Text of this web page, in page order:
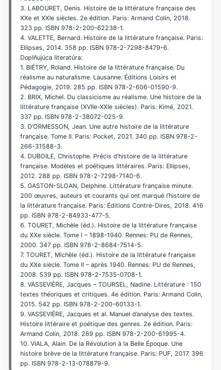
3. LABOURET, Denis. Histoire de la littérature française des
XXe et XXIe siècles. 2e édition. Paris: Armand Colin, 2018.
323 pp. ISBN 978-2-200-62238-1.
4. VALETTE, Bernard. Histoire de la littérature française. Paris:
Ellipses, 2014. 358 pp. ISBN 978-2-7298-8479-6.
Doplňujúca literatúra:
1. BIÉTRY, Roland. Histoire de la littérature française. Du
réalisme au naturalisme. Lausanne: Éditions Loisirs et
Pédagogie, 2019. 285 pp. ISBN 978-2-606-01590-9.
2. BRIX, Michel. Du classicisme au réalisme. Une histoire de la
littérature française (XVIIe-XXIe siècles). Paris: Kimé, 2021.
337 pp. ISBN 978-2-38072-025-9.
3. D’ORMESSON, Jean. Une autre histoire de la littérature
française. Tome II. Paris: Pocket, 2021. 340 pp. ISBN 978-2-
266-31588-3.
4. DUBOILE, Christophe. Précis d’histoire de la littérature
française. Modèles et poétiques littéraires. Paris: Ellipses,
2012. 288 pp. ISBN 978-2-7298-7140-6.
5. GASTON-SLOAN, Delphine. Littérature française minute.
200 œuvres, auteurs et courants qui ont marqué l’histoire de
la littérature française. Paris: Éditions Contre-Dires, 2018. 416
pp. ISBN 978-2-84933-477-5.
6. TOURET, Michèle (éd.). Histoire de la littérature française
du XXe siècle. Tome I – 1898-1940. Rennes: PU de Rennes,
2000. 347 pp. ISBN 978-2-8684-7514-5.
7. TOURET, Michèle (éd.). Histoire de la littérature française
du XXe siècle. Tome II – après 1940. Rennes: PU de Rennes,
2008. 539 pp. ISBN 978-2-7535-0708-1.
8. VASSEVIÈRE, Jacques – TOURSEL, Nadine. Littérature : 150
textes théoriques et critiques. 4e édition. Paris: Armand Colin,
2015. 542 pp. ISBN 978-2-200-60133-1.
9. VASSEVIÈRE, Jacques et al. Manuel d’analyse des textes.
Histoire littéraire et poétique des genres. 2e édition. Paris:
Armand Colin, 2018. 269 pp. ISBN 978-2-200-61995-4.
10. VIALA, Alain. De la Révolution à la Belle Époque. Une
histoire brève de la littérature française. Paris: PUF, 2017. 396
pp. ISBN 978-2-13-078879-9.